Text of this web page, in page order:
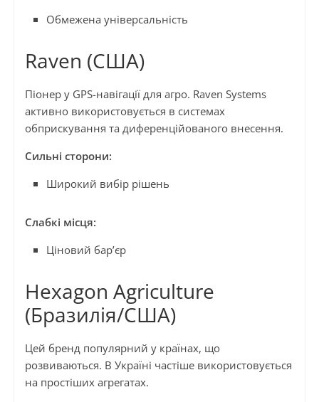
Обмежена універсальність
Raven (США)
Піонер у GPS-навігації для агро. Raven Systems
активно використовується в системах
обприскування та диференційованого внесення.
Сильні сторони:
Широкий вибір рішень
Слабкі місця:
Ціновий бар’єр
Hexagon Agriculture
(Бразилія/США)
Цей бренд популярний у країнах, що
розвиваються. В Україні частіше використовується
на простіших агрегатах.